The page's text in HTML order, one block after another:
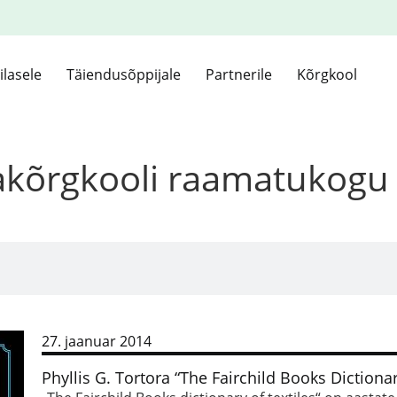
Täiendusõppijale Partnerile Kõrgkool
raamatukogu
27. jaanuar 2014
Phyllis G. Tortora “The Fairchild Books